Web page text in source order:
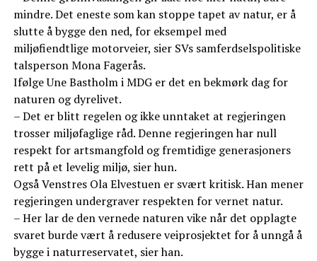
mindre. Det eneste som kan stoppe tapet av natur, er å
slutte å bygge den ned, for eksempel med
miljøfiendtlige motorveier, sier SVs samferdselspolitiske
talsperson Mona Fagerås.
Ifølge Une Bastholm i MDG er det en bekmørk dag for
naturen og dyrelivet.
– Det er blitt regelen og ikke unntaket at regjeringen
trosser miljøfaglige råd. Denne regjeringen har null
respekt for artsmangfold og fremtidige generasjoners
rett på et levelig miljø, sier hun.
Også Venstres Ola Elvestuen er svært kritisk. Han mener
regjeringen undergraver respekten for vernet natur.
– Her lar de den vernede naturen vike når det opplagte
svaret burde vært å redusere veiprosjektet for å unngå å
bygge i naturreservatet, sier han.